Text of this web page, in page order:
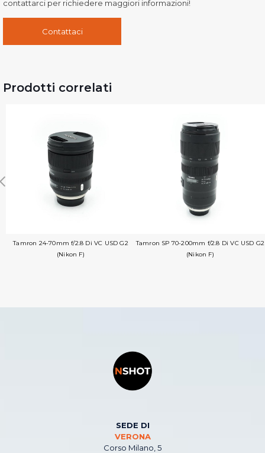
contattarci per richiedere maggiori informazioni!
Contattaci
Prodotti correlati
Tamron 24-70mm f/2.8 Di VC USD G2
(Nikon F)
Tamron SP 70-200mm f/2.8 Di VC USD G2
(Nikon F)
SEDE DI
VERONA
Corso Milano, 5